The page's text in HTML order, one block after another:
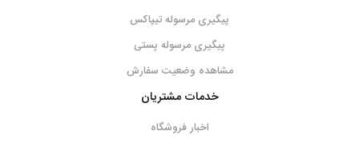
پیگیری مرسوله تیپاکس
پیگیری مرسوله پستی
مشاهده وضعیت سفارش
خدمات مشتریان
اخبار فروشگاه